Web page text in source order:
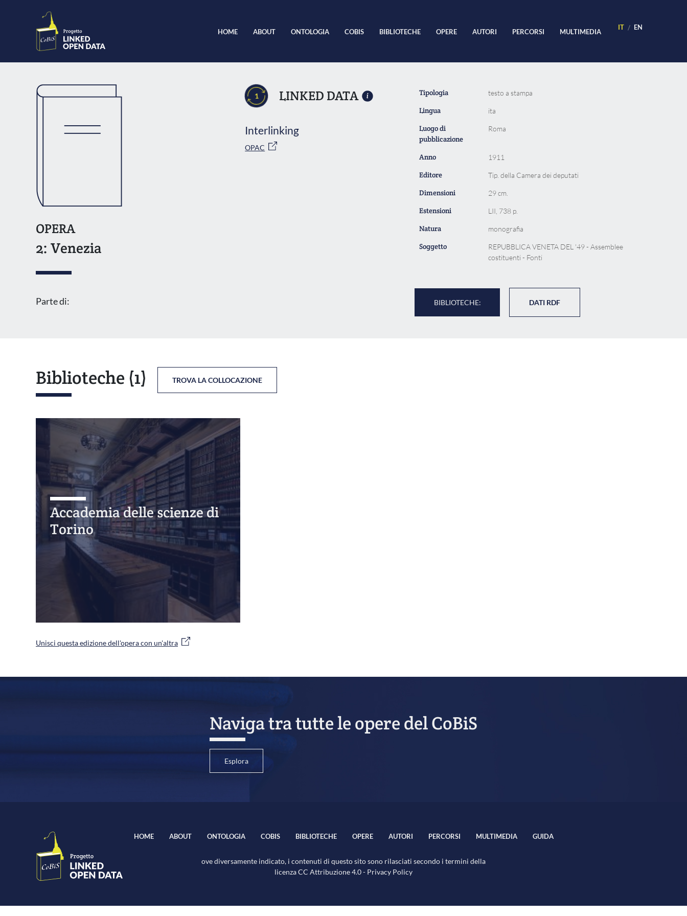
HOME ABOUT ONTOLOGIA COBIS BIBLIOTECHE OPERE AUTORI PERCORSI MULTIMEDIA IT EN
1 LINKED DATA
Interlinking
OPAC
OPERA
2: Venezia
Parte di:
Tipologia testo a stampa
Lingua ita
Luogo di
pubblicazione
Roma
Anno 1911
Editore Tip. della Camera dei deputati
Dimensioni 29 cm.
Estensioni LII, 738 p.
Natura monografia
Soggetto
REPUBBLICA VENETA DEL '49 - Assemblee
costituenti - Fonti
BIBLIOTECHE: DATI RDF
Biblioteche (1) TROVA LA COLLOCAZIONE
Accademia delle scienze di
Torino
Unisci questa edizione dell'opera con un'altra
Naviga tra tutte le opere del CoBiS
Esplora
HOME ABOUT ONTOLOGIA COBIS BIBLIOTECHE OPERE AUTORI PERCORSI MULTIMEDIA GUIDA
ove diversamente indicato, i contenuti di questo sito sono rilasciati secondo i termini della
licenzaCC Attribuzione 4.0- Privacy Policy